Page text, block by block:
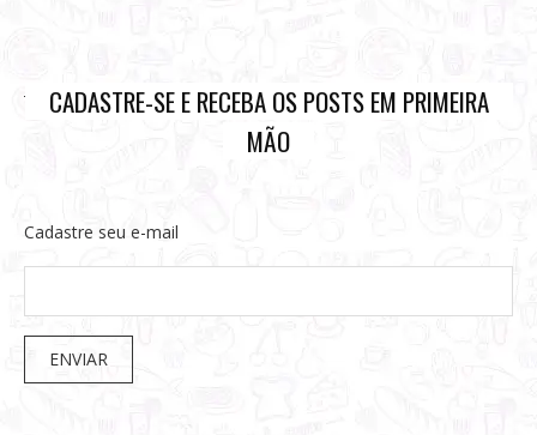
CADASTRE-SE E RECEBA OS POSTS EM PRIMEIRA
MÃO
Cadastre seu e-mail